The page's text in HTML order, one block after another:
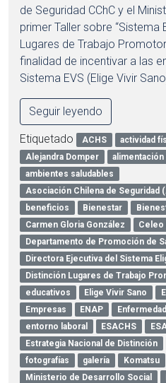
de Seguridad CChC y el
primer Taller sobre “Sistema
Lugares de Trabajo
finalidad de incentivar a las
Sistema EVS (Elige Vivir
Seguir leyendo
Etiquetado ACHS actividad
Alejandra Domper
alimentación
ambientes saludables
Asociación Chilena de Seguridad
beneficios
Bienestar
Carmen Gloria González
Celeo
Departamento de Promoción de
Directora Ejecutiva del Sistema
Distinción Lugares de Trabajo
educativos
Elige Vivir Sano
Empresas
ENAP
entorno laboral
ESACHS
Estrategia Nacional de Distinción
fotografías
galería Komatsu
Ministerio de Desarrollo Social